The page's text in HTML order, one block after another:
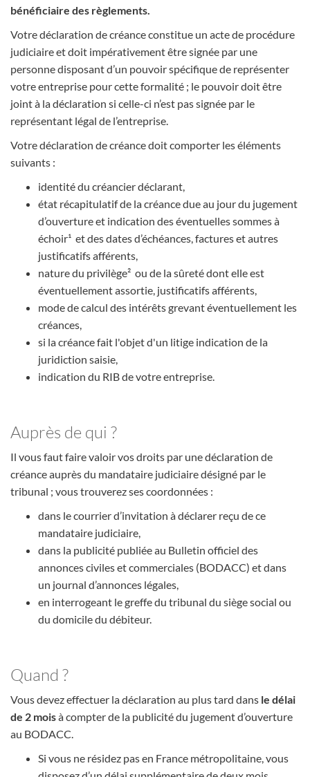
bénéficiaire des règlements.
Votre déclaration de créance constitue un acte de procédure
judiciaire et doit impérativement être signée par une
personne disposant d’un pouvoir spécifique de représenter
votre entreprise pour cette formalité ; le pouvoir doit être
joint à la déclaration si celle-ci n’est pas signée par le
représentant légal de l’entreprise.
Votre déclaration de créance doit comporter les éléments
suivants :
identité du créancier déclarant,
état récapitulatif de la créance due au jour du jugement
d’ouverture et indication des éventuelles sommes à
échoir¹ et des dates d’échéances, factures et autres
justificatifs afférents,
nature du privilège² ou de la sûreté dont elle est
éventuellement assortie, justificatifs afférents,
mode de calcul des intérêts grevant éventuellement les
créances,
si la créance fait l'objet d'un litige indication de la
juridiction saisie,
indication du RIB de votre entreprise.
Auprès de qui ?
Il vous faut faire valoir vos droits par une déclaration de
créance auprès du mandataire judiciaire désigné par le
tribunal ; vous trouverez ses coordonnées :
dans le courrier d’invitation à déclarer reçu de ce
mandataire judiciaire,
dans la publicité publiée au Bulletin officiel des
annonces civiles et commerciales (BODACC) et dans
un journal d’annonces légales,
en interrogeant le greffe du tribunal du siège social ou
du domicile du débiteur.
Quand ?
Vous devez effectuer la déclaration au plus tard dans le délai
de 2 moisà compter de la publicité du jugement d’ouverture
au BODACC.
Si vous ne résidez pas en France métropolitaine, vous